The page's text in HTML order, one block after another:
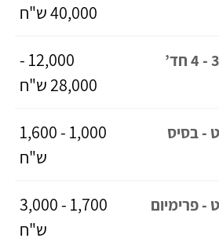
40,000 ש"ח
12,000 -
28,000 ש"ח
- בסיס
1,000 - 1,600
ש"ח
- פרימיום
1,700 - 3,000
ש"ח